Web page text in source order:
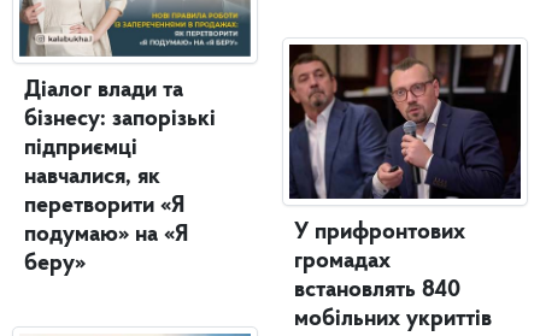
Діалог влади та
бізнесу: запорізькі
підприємці
навчалися, як
перетворити «Я
подумаю» на «Я
беру»
У прифронтових
громадах
встановлять 840
мобільних укриттів